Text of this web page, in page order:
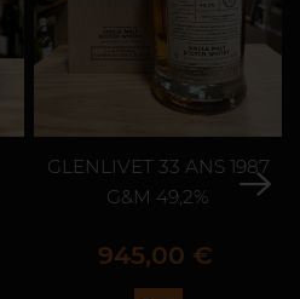
GLENLIVET 33 ANS 1987
G&M 49,2%
Prix
945,00 €